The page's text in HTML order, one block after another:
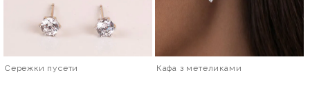
Сережки пусети Кафа з метеликами